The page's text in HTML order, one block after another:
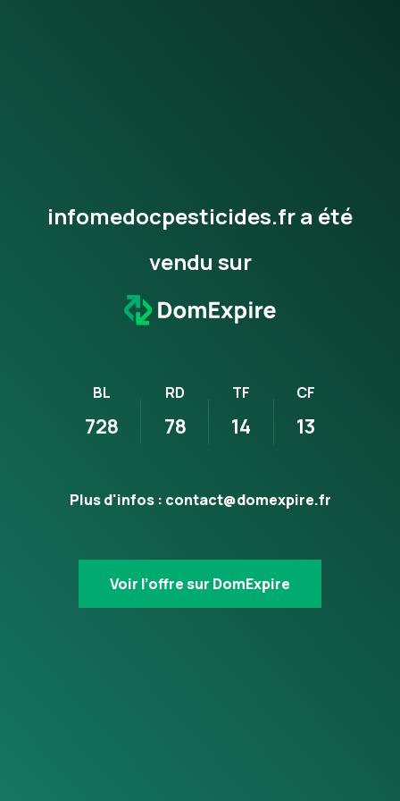
infomedocpesticides.fr a été
vendu sur
BL
728
RD
78
TF
14
CF
13
Plus d'infos : contact@domexpire.fr
Voir l’offre sur DomExpire